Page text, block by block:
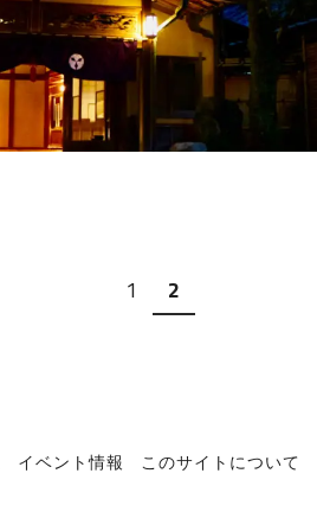
1 2
イベント情報 このサイトについて